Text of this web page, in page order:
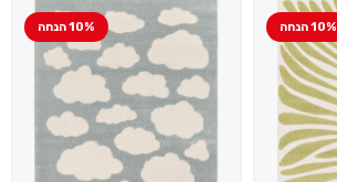
10% הנחה 10% הנחה